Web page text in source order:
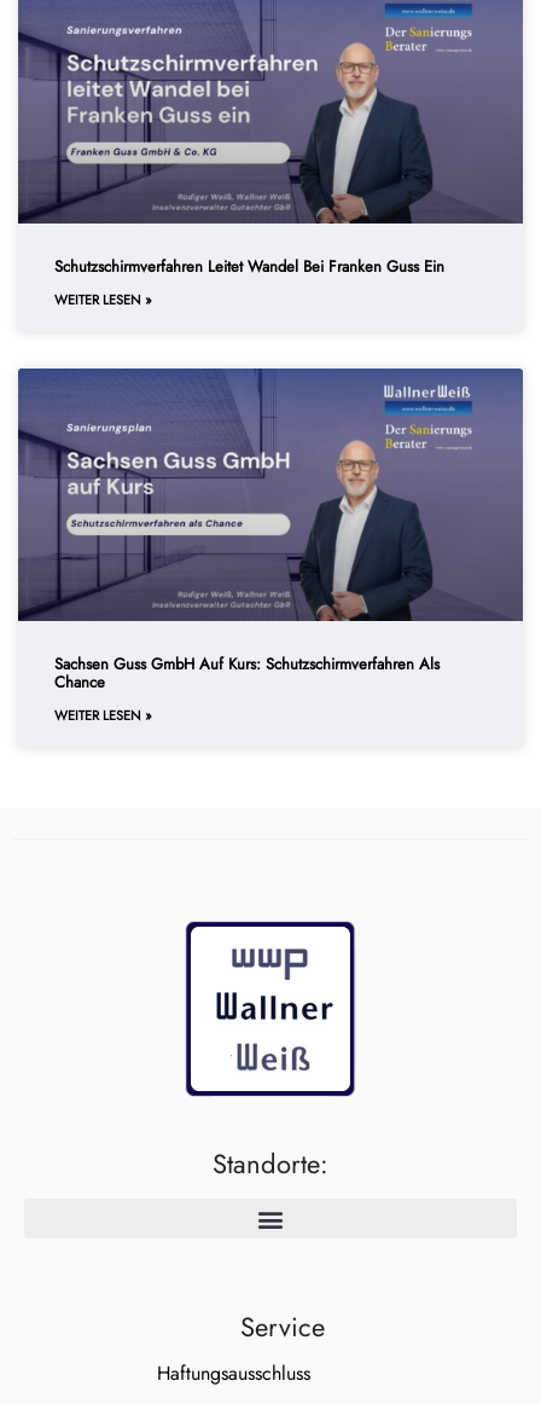
Schutzschirmverfahren Leitet Wandel Bei Franken Guss Ein
WEITER LESEN »
Sachsen Guss GmbH Auf Kurs: Schutzschirmverfahren Als
Chance
WEITER LESEN »
Standorte:
Service
Haftungsausschluss